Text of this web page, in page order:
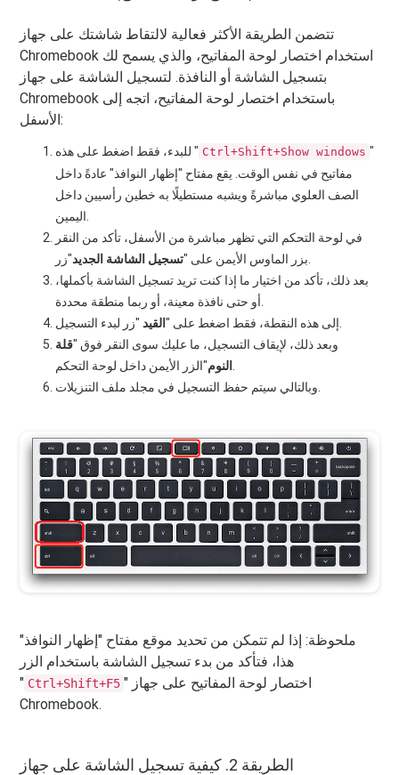
تتضمن الطريقة الأكثر فعالية لالتقاط شاشتك على جهاز
Chromebook استخدام اختصار لوحة المفاتيح، والذي يسمح لك
بتسجيل الشاشة أو النافذة. لتسجيل الشاشة على جهاز
Chromebook باستخدام اختصار لوحة المفاتيح، اتجه إلى
الأسفل:
للبدء، فقط اضغط على هذه " Ctrl+Shift+Show windows "
مفاتيح في نفس الوقت. يقع مفتاح "إظهار النوافذ" عادةً داخل
الصف العلوي مباشرةً ويشبه مستطيلًا به خطين رأسيين داخل
اليمين.
في لوحة التحكم التي تظهر مباشرة من الأسفل، تأكد من النقر
بزر الماوس الأيمن على "تسجيل الشاشة الجديد
"زر.
بعد ذلك، تأكد من اختيار ما إذا كنت تريد تسجيل الشاشة بأكملها،
أو حتى نافذة معينة، أو ربما منطقة محددة.
إلى هذه النقطة، فقط اضغط على "القيد
"زر لبدء التسجيل.
وبعد ذلك، لإيقاف التسجيل، ما عليك سوى النقر فوق "قلة
النوم "الزر الأيمن داخل لوحة التحكم.
وبالتالي سيتم حفظ التسجيل في مجلد ملف التنزيلات.
ملحوظة: إذا لم تتمكن من تحديد موقع مفتاح "إظهار النوافذ"
هذا، فتأكد من بدء تسجيل الشاشة باستخدام الزر
" Ctrl+Shift+F5 " اختصار لوحة المفاتيح على جهاز
Chromebook.
الطريقة 2. كيفية تسجيل الشاشة على جهاز